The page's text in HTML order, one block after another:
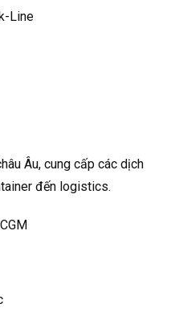
Âu, cung cấp các dịch
đến logistics.